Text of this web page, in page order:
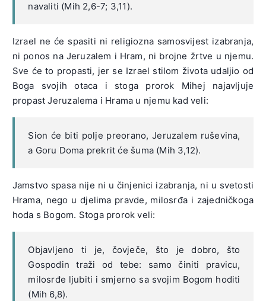
navaliti (Mih 2,6-7; 3,11).
Izrael ne će spasiti ni religiozna samosvijest izabranja,
ni ponos na Jeruzalem i Hram, ni brojne žrtve u njemu.
Sve će to propasti, jer se Izrael stilom života udaljio od
Boga svojih otaca i stoga prorok Mihej najavljuje
propast Jeruzalema i Hrama u njemu kad veli:
Sion će biti polje preorano, Jeruzalem ruševina,
a Goru Doma prekrit će šuma (Mih 3,12).
Jamstvo spasa nije ni u činjenici izabranja, ni u svetosti
Hrama, nego u djelima pravde, milosrđa i zajedničkoga
hoda s Bogom. Stoga prorok veli:
Objavljeno ti je, čovječe, što je dobro, što
Gospodin traži od tebe: samo činiti pravicu,
milosrđe ljubiti i smjerno sa svojim Bogom hoditi
(Mih 6,8).